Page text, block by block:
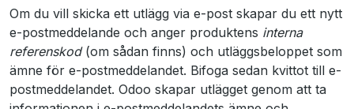
Om du vill skicka ett utlägg via e-post skapar du ett nytt
e-postmeddelande och anger produktens interna
referenskod(om sådan finns) och utläggsbeloppet som
ämne för e-postmeddelandet. Bifoga sedan kvittot till e-
postmeddelandet. Odoo skapar utlägget genom att ta